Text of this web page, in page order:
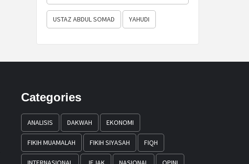
USTAZ ABDUL SOMAD YAHUDI
Categories
ANALISIS DAKWAH EKONOMI
FIKIH MUAMALAH FIKIH SIYASAH FIQH